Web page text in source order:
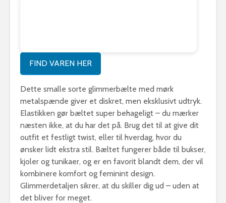
FIND VAREN HER
Dette smalle sorte glimmerbælte med mørk
metalspænde giver et diskret, men eksklusivt udtryk.
Elastikken gør bæltet super behageligt – du mærker
næsten ikke, at du har det på. Brug det til at give dit
outfit et festligt twist, eller til hverdag, hvor du
ønsker lidt ekstra stil. Bæltet fungerer både til bukser,
kjoler og tunikaer, og er en favorit blandt dem, der vil
kombinere komfort og feminint design.
Glimmerdetaljen sikrer, at du skiller dig ud – uden at
det bliver for meget.